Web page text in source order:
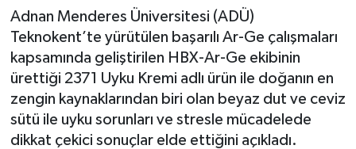
Adnan Menderes Üniversitesi (ADÜ)
Teknokent’te yürütülen başarılı Ar-Ge çalışmaları
kapsamında geliştirilen HBX-Ar-Ge ekibinin
ürettiği 2371 Uyku Kremi adlı ürün ile doğanın en
zengin kaynaklarından biri olan beyaz dut ve ceviz
sütü ile uyku sorunları ve stresle mücadelede
dikkat çekici sonuçlar elde ettiğini açıkladı.
Eğitim
Kültür Sanat
Spor
Tüm Manşetler
Son Dakika Haberleri
Haber Arşivi